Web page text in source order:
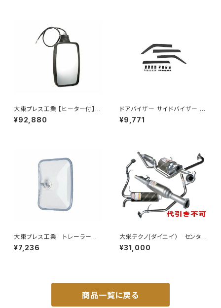
大東プレス工業 【ヒーター付】
ハイウェイミラー リモコン+ヒー
ター付 DI-6121CXE
¥92,880
ドアバイザー サイドバイザー タ
ンク 900系 ルーミー 900系 M
900A M910A サイドドア 金具
¥9,771
大東プレス工業 トレーラーミ
ラー UD L013 NS角型
左 DI-58
¥7,236
大栄テクノ(ダイエイ） センタ
ーパイプ 'MMT-6497CP キッ
クス H59A 個人宅NG
¥31,000
商品一覧に戻る